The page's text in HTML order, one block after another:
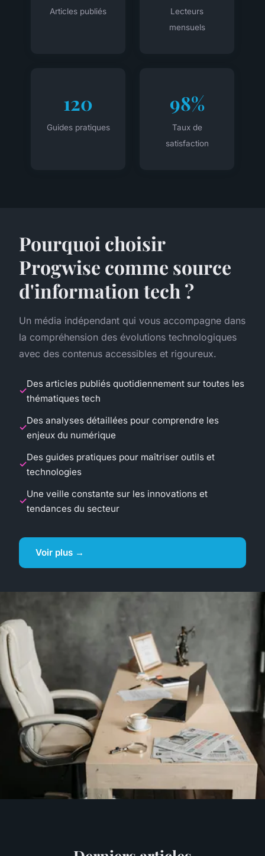
Articles publiés
Lecteurs
mensuels
120
Guides pratiques
98%
Taux de
satisfaction
Pourquoi choisir
Progwise comme source
d'information tech ?
Un média indépendant qui vous accompagne dans
la compréhension des évolutions technologiques
avec des contenus accessibles et rigoureux.
Des articles publiés quotidiennement sur toutes les
thématiques tech
Des analyses détaillées pour comprendre les
enjeux du numérique
Des guides pratiques pour maîtriser outils et
technologies
Une veille constante sur les innovations et
tendances du secteur
Voir plus →